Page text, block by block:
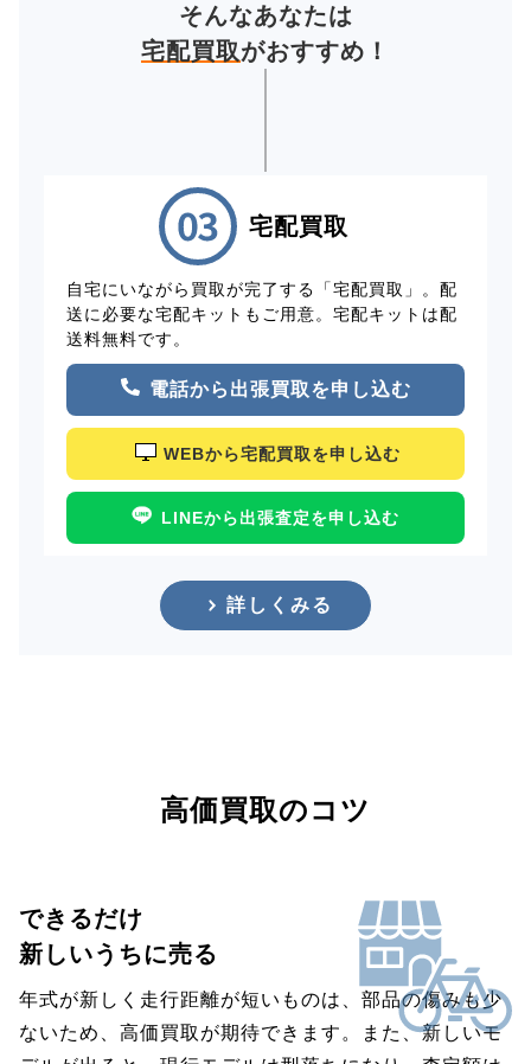
そんなあなたは
宅配買取がおすすめ！
宅配買取
自宅にいながら買取が完了する「宅配買取」。配
送に必要な宅配キットもご用意。宅配キットは配
送料無料です。
電話から出張買取を申し込む
WEBから宅配買取を申し込む
LINEから出張査定を申し込む
詳しくみる
高価買取のコツ
できるだけ
新しいうちに売る
年式が新しく走行距離が短いものは、部品の傷みも少
ないため、高価買取が期待できます。また、新しいモ